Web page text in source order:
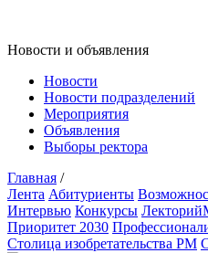
Новости и объявления
Новости
Новости подразделений
Мероприятия
Объявления
Выборы ректора
Главная /
Лента Абитуриенты
Интервью Конкурсы
Приоритет 2030
Столица изобретательства РМ